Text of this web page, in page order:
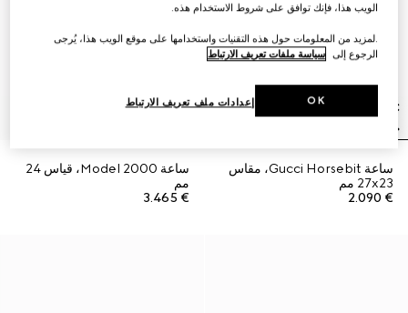
ساعة Gucci Horsebit، مقاس
27x23 مم
€ 2.090
ساعة Model 2000، قياس 24
مم
€ 3.465
الويب هذا، فإنك توافق على شروط الاستخدام هذه.
.لمزيد من المعلومات حول هذه التقنيات واستخدامها على موقع الويب هذا، يُرجى
الرجوع إلى سياسة ملفات تعريف الارتباط
إعدادات ملف تعريف الارتباط OK